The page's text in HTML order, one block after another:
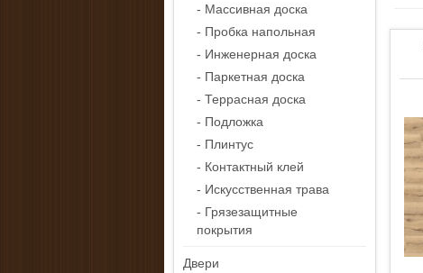
- Массивная доска
- Пробка напольная
- Инженерная доска
- Паркетная доска
- Террасная доска
- Подложка
- Плинтус
- Контактный клей
- Искусственная трава
- Грязезащитные
покрытия
Двери